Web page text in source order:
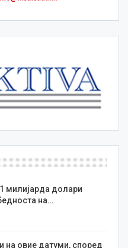
милијарда долари
на…
на овие датуми, според